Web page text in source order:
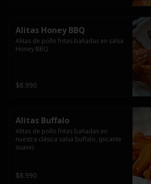
Alitas Honey BBQ
Alitas de pollo fritas bañadas en salsa
Honey BBQ
$8.990
Alitas Buffalo
Alitas de pollo fritas bañadas en
nuestra clásica salsa buffalo, (picante
suave).
$8.990